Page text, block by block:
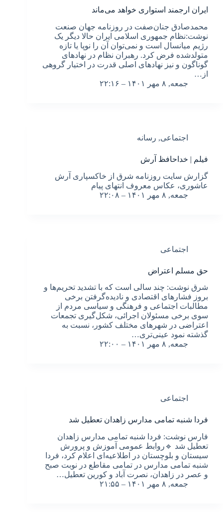
ایران ارجمند استواری خواهد می‌ماند
محمدصادق جنان‌صفت در روزنامه جهان صنعت
نوشت:نظام جمهوری اسلامی ایران حالا دیگر یک
رژیم میانسال است و نمی‌توان آن را نوپا یا تازه
متولد‌شده فرض کرد. رهبران نظام در نهادهای
گوناگون و نیز نهادهای اصلی قدرت در اختیار گروهی
از…
جمعه, ۸ مهر ۱۴۰۱ – ۲۲:۱۶
اجتماعی, رسانه
فیلم | خداحافظ آرش
گزارش سایت روزنامه شرق از خاکسپاری آرش
عاشوری، عکاس معروف انتهای پیام
جمعه, ۸ مهر ۱۴۰۱ – ۲۲:۰۸
اجتماعی
حق مسلم اعتراض
‌شرق نوشت: چند سالی است که با تشدید تحریم‌ها و
بروز فشارهای اقتصادی و نادیده‌گرفتن برخی
مطالبات اجتماعی و فرهنگی و سیاسی مردم از
سوی برخی مسئولان اجرائی، شکل‌گیری تجمعات
اعتراضی در شهرهای مختلف کشور، نسبت به
گذشته نمود عینی‌تری…
جمعه, ۸ مهر ۱۴۰۱ – ۲۲:۰۰
اجتماعی
فردا شنبه تمامی مدارس زاهدان تعطیل شد
فارس نوشت: فردا شنبه تمامی مدارس زاهدان
تعطیل شد 🔹️روابط عمومی آموزش و پرورش
سیستان و بلوچستان در اطلاعیه‌ای اعلام کرد، فردا
شنبه تمامی مدارس در تمامی مقاطع در نوبت صبح
و عصر در زاهدان، نصرت آباد و کورین تعطیل…
جمعه, ۸ مهر ۱۴۰۱ – ۲۱:۵۵